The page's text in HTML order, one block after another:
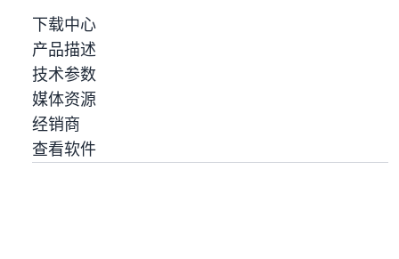
下载中心
产品描述
技术参数
媒体资源
经销商
查看软件